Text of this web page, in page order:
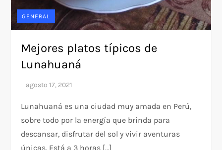
GENERAL
Mejores platos típicos de
Lunahuaná
Lunahuaná es una ciudad muy amada en Perú,
sobre todo por la energía que brinda para
descansar, disfrutar del sol y vivir aventuras
únicas. Está a 3 horas […]